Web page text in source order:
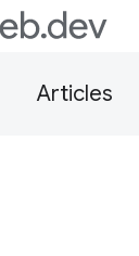
Articles